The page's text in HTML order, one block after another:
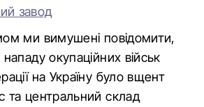
завод
ми вимушені повідомити,
окупаційних військ
на Україну було вщент
та центральний склад